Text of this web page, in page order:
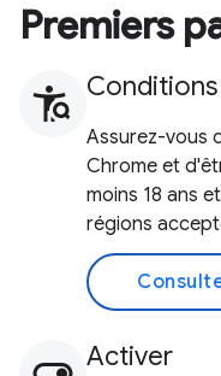
Premiers
Assurez-vous
Chrome et
moins 18 ans
régions
Activer